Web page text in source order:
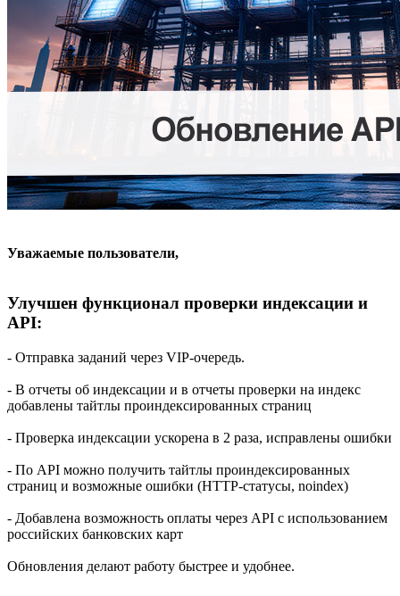
Уважаемые пользователи,
Улучшен функционал проверки индексации и
API:​
- Отправка заданий через VIP-очередь.
- В отчеты об индексации и в отчеты проверки на индекс
добавлены тайтлы проиндексированных страниц
- Проверка индексации ускорена в 2 раза, исправлены ошибки
- По API можно получить тайтлы проиндексированных
страниц и возможные ошибки (HTTP-статусы, noindex)
- Добавлена возможность оплаты через API с использованием
российских банковских карт
Обновления делают работу быстрее и удобнее.